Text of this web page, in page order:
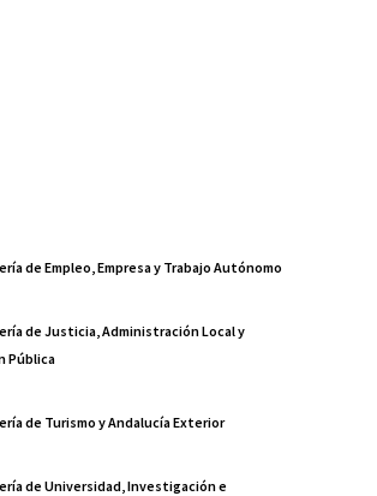
de Empleo, Empresa y Trabajo Autónomo
de Justicia, Administración Local y
Pública
de Turismo y Andalucía Exterior
de Universidad, Investigación e